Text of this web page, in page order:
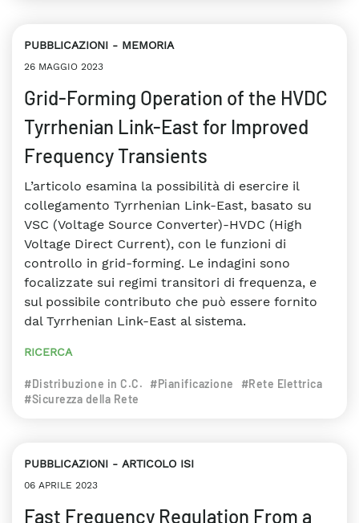
PUBBLICAZIONI MEMORIA
26 MAGGIO 2023
Grid-Forming Operation of the HVDC
Tyrrhenian Link-East for Improved
Frequency Transients
L’articolo esamina la possibilità di esercire il
collegamento Tyrrhenian Link-East, basato su
VSC (Voltage Source Converter)-HVDC (High
Voltage Direct Current), con le funzioni di
controllo in grid-forming. Le indagini sono
focalizzate sui regimi transitori di frequenza, e
sul possibile contributo che può essere fornito
dal Tyrrhenian Link-East al sistema.
RICERCA
#Distribuzione in C.C. #Pianificazione
#Rete Elettrica
#Sicurezza della Rete
PUBBLICAZIONI ARTICOLO ISI
06 APRILE 2023
Fast Frequency Regulation From a